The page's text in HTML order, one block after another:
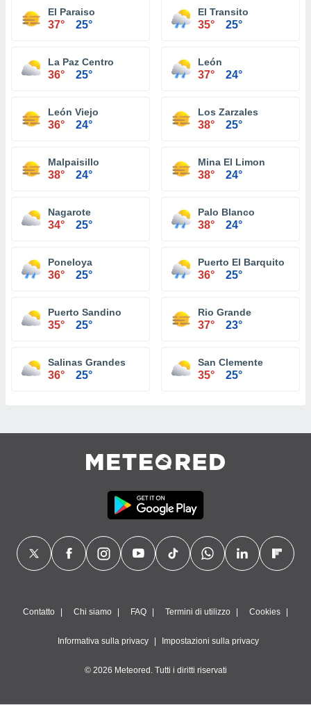
El Paraiso
37° 25°
El Transito
35° 25°
La Paz Centro
36° 25°
León
37° 24°
León Viejo
36° 24°
Los Zarzales
38° 25°
Malpaisillo
38° 24°
Mina El Limon
38° 24°
Nagarote
34° 25°
Palo Blanco
38° 24°
Poneloya
36° 25°
Puerto El Barquito
36° 25°
Puerto Sandino
35° 25°
Rio Grande
37° 23°
Salinas Grandes
36° 25°
San Clemente
35° 25°
Contatto Chi siamo FAQ Termini di utilizzo Cookies
Informativa sulla privacy Impostazioni sulla privacy
© 2026 Meteored. Tutti i diritti riservati